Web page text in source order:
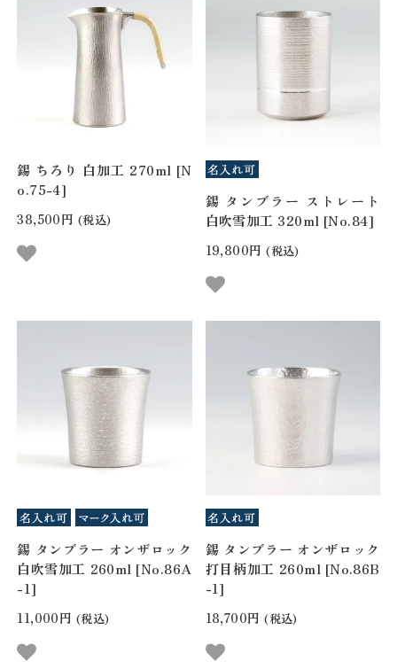
錫 ちろり 白加工 270ml [N
o.75-4]
38,500円 (税込)
錫 タンブラー ストレート
白吹雪加工 320ml [No.84]
19,800円 (税込)
錫 タンブラー オンザロック
白吹雪加工 260ml [No.86A
-1]
11,000円 (税込)
錫 タンブラー オンザロック
打目柄加工 260ml [No.86B
-1]
18,700円 (税込)